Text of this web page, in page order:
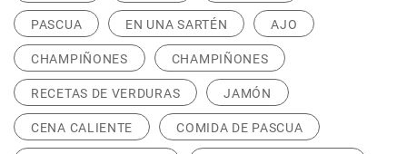
PASCUA EN UNA SARTÉN AJO
CHAMPIÑONES CHAMPIÑONES
RECETAS DE VERDURAS JAMÓN
CENA CALIENTE COMIDA DE PASCUA